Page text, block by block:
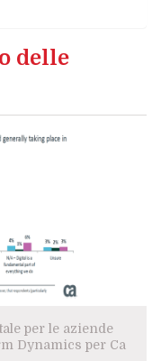
delle
per le aziende
Dynamics per Ca